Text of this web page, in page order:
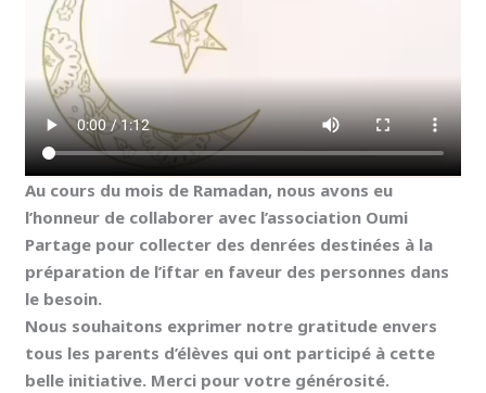
Au cours du mois de Ramadan, nous avons eu
l’honneur de collaborer avec l’association Oumi
Partage pour collecter des denrées destinées à la
préparation de l’iftar en faveur des personnes dans
le besoin.
Nous souhaitons exprimer notre gratitude envers
tous les parents d’élèves qui ont participé à cette
belle initiative. Merci pour votre générosité.